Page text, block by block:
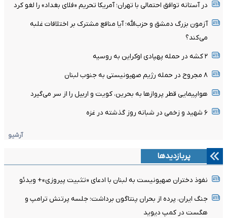
در آستانه توافق احتمالی با تهران؛ آمریکا تحریم «فلای بغداد» را لغو کرد
آزمون بزرگ دمشق و حزب‌الله؛ آیا منافع مشترک بر اختلافات غلبه
می‌کند؟
۲ کشه در حمله پهپادی اوکراین به روسیه
۸ مجروح در حمله رژیم صهیونیستی به جنوب لبنان
هواپیمایی قطر پروازها به بحرین، کویت و اربیل را از سر می‌گیرد
۶ شهید و زخمی در شبانه روز گذشته در غزه
آرشیو
پربازدیدها
نفوذ دختران صهیونیست به لبنان با ادعای «تثبیت پیروزی»+ ویدئو
جنگ ایران، پرده از بحران پنتاگون برداشت؛ جلسه پرتنش ترامپ و
هگست در کمپ دیوید